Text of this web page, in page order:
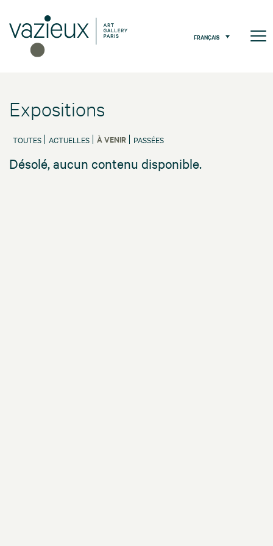
FRANÇAIS
Expositions
TOUTES ACTUELLES À VENIR PASSÉES
Désolé, aucun contenu disponible.